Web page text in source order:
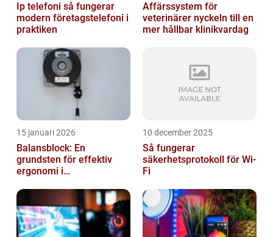
Ip telefoni så fungerar
modern företagstelefoni i
praktiken
Affärssystem för
veterinärer nyckeln till en
mer hållbar klinikvardag
15 januari 2026
Balansblock: En
grundsten för effektiv
ergonomi i
10 december 2025
Så fungerar
säkerhetsprotokoll för Wi-
Fi